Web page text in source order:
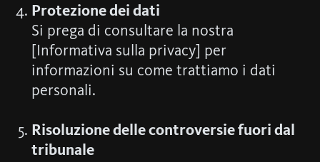
Protezione dei dati
Si prega di consultare la nostra
[Informativa sulla privacy] per
informazioni su come trattiamo i dati
personali.
Risoluzione delle controversie fuori dal
tribunale